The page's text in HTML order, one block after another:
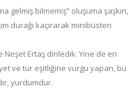
gelmiş bilmemiş” oluşuma şaşkın,
durağı kaçırarak minibüsten
Neşet Ertaş dinledik. Yine de en
ve tür eşitliğine vurgu yapan, bu
yurdumdur.